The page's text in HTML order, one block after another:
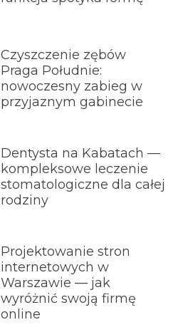
Czyszczenie zębów
Praga Południe:
nowoczesny zabieg w
przyjaznym gabinecie
Dentysta na Kabatach —
kompleksowe leczenie
stomatologiczne dla całej
rodziny
Projektowanie stron
internetowych w
Warszawie — jak
wyróżnić swoją firmę
online